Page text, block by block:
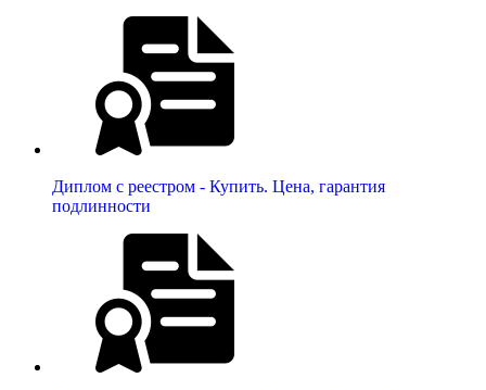
Диплом с реестром - Купить. Цена, гарантия
подлинности